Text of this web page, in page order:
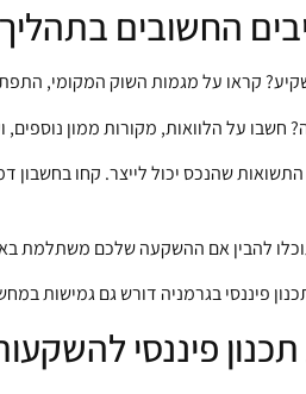
החשובים
קראו על מגמות השוק המקומי,
על הלוואות, מקורות ממון
שהנכס יכול לייצר. קחו בחשבון
להבין אם ההשקעה שלכם משתלמת
פיננסי בגרמניה דורש גם גמישות
פיננסי